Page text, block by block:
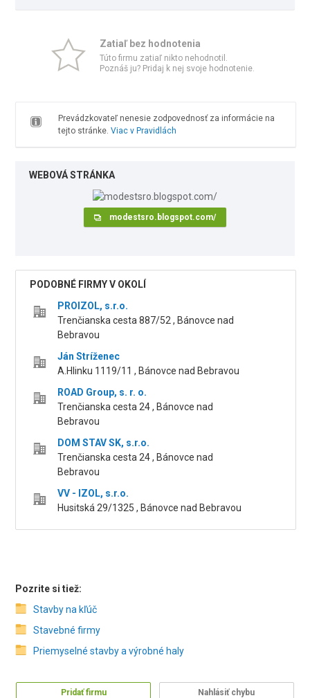
Zatiaľ bez hodnotenia
Túto firmu zatiaľ nikto nehodnotil.
Poznáš ju? Pridaj k nej svoje hodnotenie.
Prevádzkovateľ nenesie zodpovednosť za informácie na
tejto stránke. Viac v Pravidlách
WEBOVÁ STRÁNKA
modestsro.blogspot.com/
PODOBNÉ FIRMY V OKOLÍ
PROIZOL, s.r.o.
Trenčianska cesta 887/52 , Bánovce nad
Bebravou
Ján Stríženec
A.Hlinku 1119/11 , Bánovce nad Bebravou
ROAD Group, s. r. o.
Trenčianska cesta 24 , Bánovce nad
Bebravou
DOM STAV SK, s.r.o.
Trenčianska cesta 24 , Bánovce nad
Bebravou
VV - IZOL, s.r.o.
Husitská 29/1325 , Bánovce nad Bebravou
Pozrite si tiež:
Stavby na kľúč
Stavebné firmy
Priemyselné stavby a výrobné haly
Pridať firmu Nahlásiť chybu